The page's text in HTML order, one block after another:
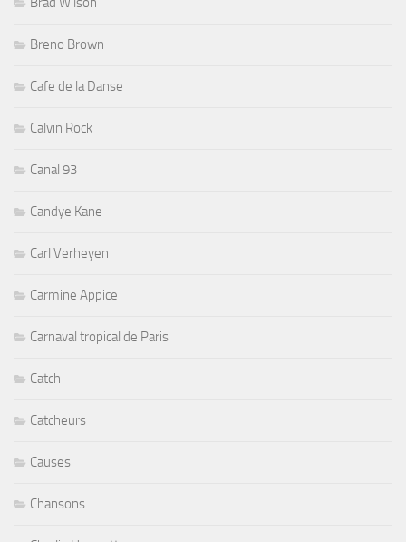
Breno Brown
Cafe de la Danse
Calvin Rock
Canal 93
Candye Kane
Carl Verheyen
Carmine Appice
Carnaval tropical de Paris
Catch
Catcheurs
Causes
Chansons